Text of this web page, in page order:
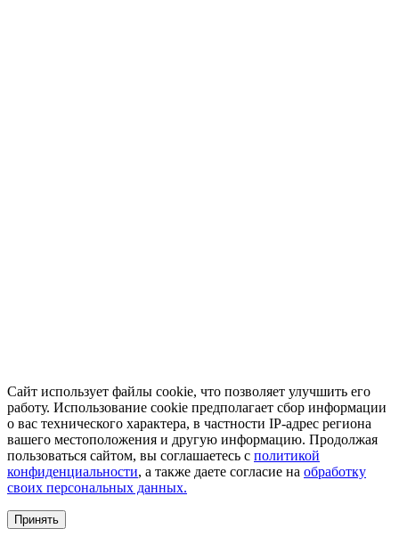
Сайт использует файлы cookie, что позволяет улучшить его
работу. Использование cookie предполагает сбор информации
о вас технического характера, в частности IP-адрес региона
вашего местоположения и другую информацию. Продолжая
пользоваться сайтом, вы соглашаетесь с политикой
конфиденциальности, а также даете согласие на обработку
своих персональных данных.
Принять